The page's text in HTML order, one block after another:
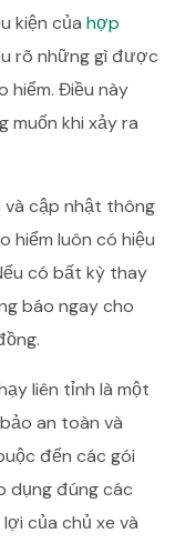
kiện của hợp
rõ những gì được
hiểm. Điều này
muốn khi xảy ra
và cập nhật thông
hiểm luôn có hiệu
có bất kỳ thay
báo ngay cho
liên tỉnh là một
an toàn và
đến các gói
dụng đúng các
của chủ xe và